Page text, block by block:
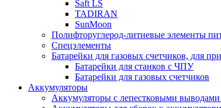
Saft LS
TADIRAN
SunMoon
Полифторуглерод-литиевые элементы
Спецэлементы
Батарейки для газовых счетчиков, для
Батарейки для станков с ЧПУ
Батарейки для газовых счетчиков
Аккумуляторы
Аккумуляторы с лепестковыми выводами